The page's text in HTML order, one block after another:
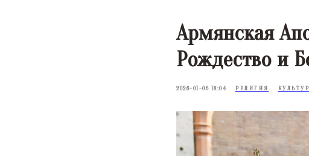
Армянская
Рождество и
2026-01-06 18:04 РЕЛИГИЯ